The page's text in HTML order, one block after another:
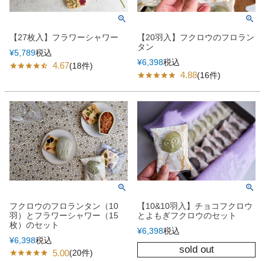
【27枚入】フラワーシャワー
¥5,789税込
4.67(18件)
【20羽入】フクロウのフロラン
タン
¥6,398税込
4.88(16件)
フクロウのフロランタン（10
羽）とフラワーシャワー（15
枚）のセット
¥6,398税込
5.00(20件)
【10&10羽入】チョコフクロウ
とよもぎフクロウのセット
¥6,398税込
sold out